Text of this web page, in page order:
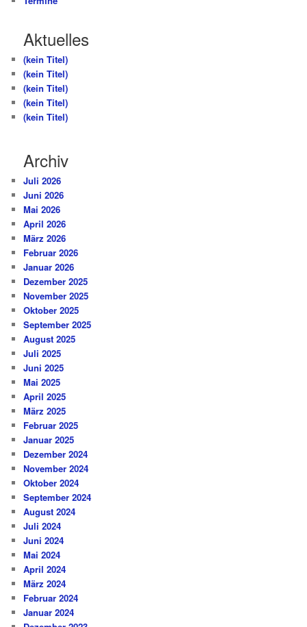
Aktuelles
(kein Titel)
(kein Titel)
(kein Titel)
(kein Titel)
(kein Titel)
Archiv
Juli 2026
Juni 2026
Mai 2026
April 2026
März 2026
Februar 2026
Januar 2026
Dezember 2025
November 2025
Oktober 2025
September 2025
August 2025
Juli 2025
Juni 2025
Mai 2025
April 2025
März 2025
Februar 2025
Januar 2025
Dezember 2024
November 2024
Oktober 2024
September 2024
August 2024
Juli 2024
Juni 2024
Mai 2024
April 2024
März 2024
Februar 2024
Januar 2024